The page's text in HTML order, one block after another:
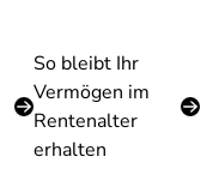
So bleibt Ihr
Vermögen im
Rentenalter
erhalten